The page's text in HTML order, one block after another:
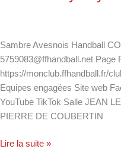
Sambre Avesnois Handball
5759083@ffhandball.net Page
https://monclub.ffhandball.fr/
Equipes engagées Site web
YouTube TikTok Salle JEAN
PIERRE DE COUBERTIN
Lire la suite »